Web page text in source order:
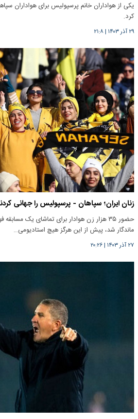
یکی از هواداران خانم پرسپولیس برای هواداران
کرد.
۲۹ آذر ۱۴۰۳ |۲۱:۸
زنان ایران؛ سپاهان - پرسپولیس را جهانی
حضور ۳۵ هزار زن هوادار برای تماشای یک
ماندگار شد، پیش از این هرگز هیچ استادیومی…
۲۷ آذر ۱۴۰۳ |۲۰:۲۶